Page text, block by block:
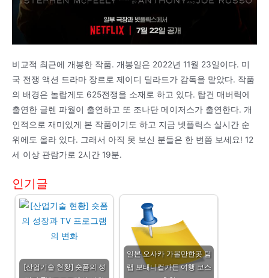
비교적 최근에 개봉한 작품. 개봉일은 2022년 11월 23일이다. 미
국 전쟁 액션 드라마 장르로 제이디 딜라드가 감독을 맡았다. 작품
의 배경은 놀랍게도 625전쟁을 소재로 하고 있다. 탑건 매버릭에
출연한 글렌 파월이 출연하고 또 조나단 메이저스가 출연한다. 개
인적으로 재미있게 본 작품이기도 하고 지금 넷플릭스 실시간 순
위에도 올라 있다. 그래서 아직 못 보신 분들은 한 번쯤 보세요! 12
세 이상 관람가로 2시간 19분.
인기글
[산업기술 현황] 숏폼의 성
일본 오사카 가볼만한곳 팀
랩 보태니컬가든 여행 코스